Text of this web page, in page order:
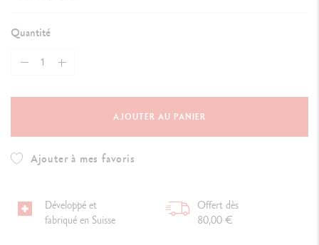
Quantité
AJOUTER AU PANIER
Ajouter à mes favoris
Développé et
fabriqué en Suisse
Offert dès
80,00 €